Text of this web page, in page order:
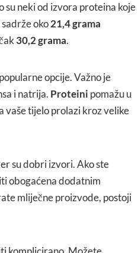
su neki od izvora proteina koje
sadrže oko21,4 grama
30,2 grama.
opcije. Važno je
i natrija. Proteini pomažu u
vaše tijelo prolazi kroz velike
su dobri izvori. Ako ste
obogaćena dodatnim
mliječne proizvode, postoji